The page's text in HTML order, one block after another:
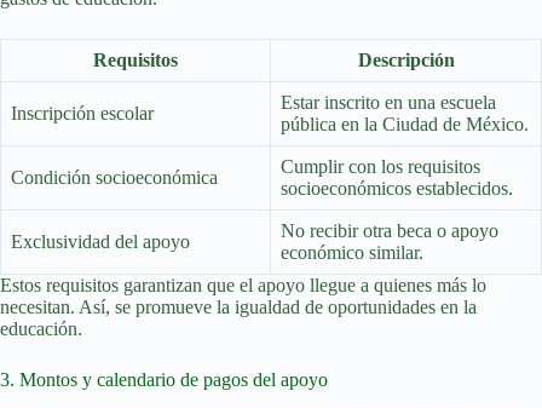
Requisitos Descripción
Inscripción escolar
Estar inscrito en una escuela
pública en la Ciudad de México.
Condición socioeconómica
Cumplir con los requisitos
socioeconómicos establecidos.
Exclusividad del apoyo
No recibir otra beca o apoyo
económico similar.
Estos requisitos garantizan que el apoyo llegue a quienes más lo
necesitan. Así, se promueve la igualdad de oportunidades en la
educación.
3. Montos y calendario de pagos del apoyo